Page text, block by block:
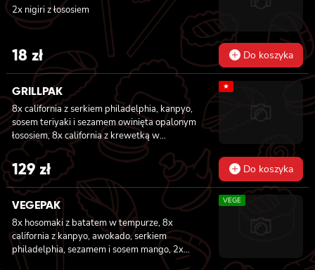
2x nigiri z łososiem
18 zł Do koszyka
GRILLPAK
8x california z serkiem philadelphia, kanpyo,
sosem teriyaki i sezamem owinięta opalonym
łososiem, 8x california z krewetką w
tempurze, majonezem lekko pikantnym,
ogórkiem, sezamem i masago, 6x futomaki z
pieczonym łososiem, serkiem philadelphia,
awokado, ogórkiem, kanpyo i sałatą, sosem
teriyaki i sezamem, 6x futomaki z surimi,
kanpyo i ogórkiem, 6x futomaki z krewetką w
tempurze, ogórkiem, sałatą i majonezem
lekko pikantnym, 8x maki z ogórkiem
★
129zł Do koszyka
VEGEPAK
8x hosomaki z batatem w tempurze, 8x
california z kanpyo, awokado, serkiem
philadelphia, sezamem i sosem mango, 2x
nigiri z awokado i sosem mango
VEGE